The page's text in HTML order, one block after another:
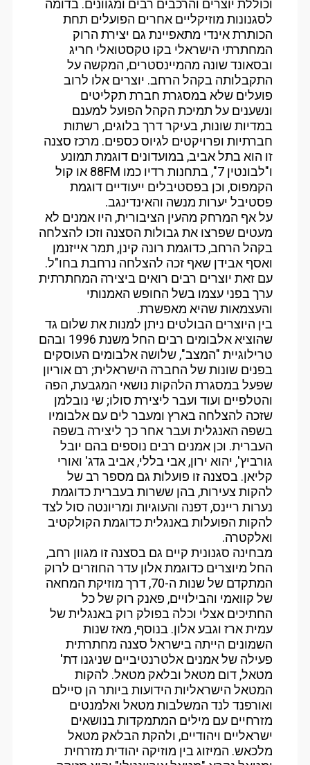
וכוללת יוצרים והרכבים רבים ומגוונים. בדומה
לסגנונות מוזיקליים אחרים הפועלים תחת
הכותרת אינדי מתאפיינת גם יצירת הרוק
המחתרתי הישראלי בקו טקסטואלי חריג
ובסאונד שונה מהמיינסטרים, המקשה על
התקבלותה בקהל הרחב. יוצרים אלו לרוב
פועלים שלא במסגרת חברת תקליטים
ונשענים על תמיכת הקהל הפועל למענם
במדיות שונות, בעיקר דרך בלוגים, רשתות
חברתיות ופרויקטים לגיוס כספים. מרכז סצנה
זו הוא בתל אביב, במועדונים דוגמת תמונע
ו"לבונטין 7", בתחנות רדיו כמו 88FM או קול
הקמפוס, וכן בפסטיבלים ייעודיים דוגמת
פסטיבל יערות מנשה והאינדינגב.
על אף המרחק מהעין הציבורית, היו אמנים לא
מעטים שפרצו את גבולות הסצנה וזכו להצלחה
בקהל הרחב, כדוגמת רונה קינן, תמר אייזנמן
ואסף אבידן שאף זכה להצלחה נרחבת בחו"ל.
עם זאת יוצרים רבים רואים ביצירה המחתרתית
ערך בפני עצמו בשל החופש האמנותי
והעצמאות שהיא מאפשרת.
בין היוצרים הבולטים ניתן למנות את שלום גד
שהוציא אלבומים רבים החל משנת 1996 ובהם
טרילוגיית "המצב", שלושה אלבומים העוסקים
בפנים שונות של החברה הישראלית; רם אוריון
שפעל במסגרת הלהקות נושאי המגבעת, הפה
והטלפיים ועוד ועבר ליצירת סולו; שי נובלמן
שזכה להצלחה בארץ ומעבר לים עם אלבומיו
בשפה האנגלית ועבר אחר כך ליצירה בשפה
העברית. וכן אמנים רבים נוספים בהם יובל
גורביץ', יהוא ירון, אבי בללי, אביב גדג' ואורי
קליאן. בסצנה זו פועלות גם מספר רב של
להקות צעירות, בהן ששרות בעברית כדוגמת
נערות ריינס, דפנה והעוגיות ומריונטה סול לצד
להקות הפועלות באנגלית כדוגמת הקולקטיב
ואלקטרה.
מבחינה סגנונית קיים גם בסצנה זו מגוון רחב,
החל מיוצרים כדוגמת אלון עדר החוזרים לרוק
המתקדם של שנות ה-70, דרך מוזיקת המחאה
של קוואמי והבילויים, פאנק רוק של כל
החתיכים אצלי וכלה בפולק רוק באנגלית של
עמית ארז וגבע אלון. בנוסף, מאז שנות
השמונים הייתה בישראל סצנה מחתרתית
פעילה של אמנים אלטרנטיביים שניגנו דת'
מטאל, דום מטאל ובלאק מטאל. להקות
המטאל הישראליות הידועות ביותר הן סיילם
ואורפנד לנד המשלבות מטאל ואלמנטים
מזרחיים עם מילים המתמקדות בנושאים
ישראליים ויהודיים, ולהקת הבלאק מטאל
מלכאש. המיזוג בין מוזיקה יהודית מזרחית